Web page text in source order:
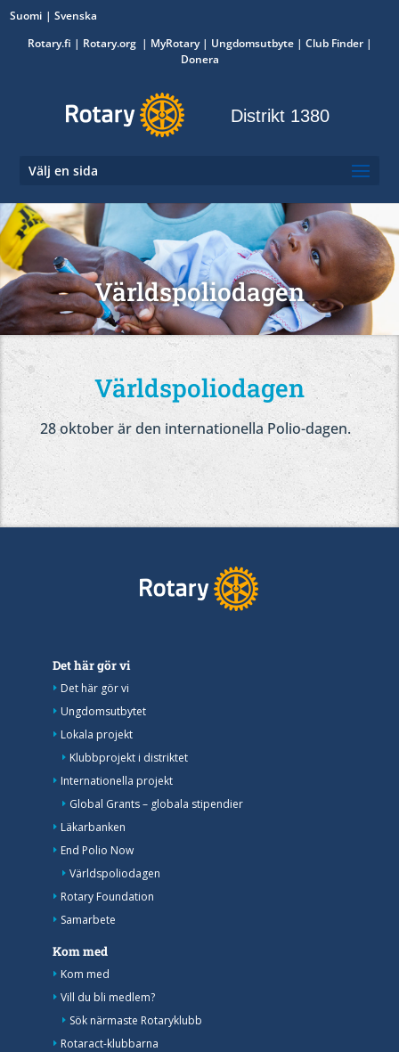
Suomi
Svenska
Rotary.fi | Rotary.org | MyRotary| Ungdomsutbyte| Club Finder|
Donera
Distrikt 1380
Välj en sida
Världspoliodagen
Världspoliodagen
28 oktober är den internationella Polio-dagen.
Det här gör vi
Det här gör vi
Ungdomsutbytet
Lokala projekt
Klubbprojekt i distriktet
Internationella projekt
Global Grants – globala stipendier
Läkarbanken
End Polio Now
Världspoliodagen
Rotary Foundation
Samarbete
Kom med
Kom med
Vill du bli medlem?
Sök närmaste Rotaryklubb
Rotaract-klubbarna